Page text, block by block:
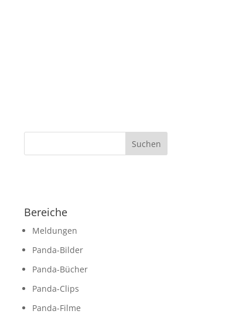
Bereiche
Meldungen
Panda-Bilder
Panda-Bücher
Panda-Clips
Panda-Filme